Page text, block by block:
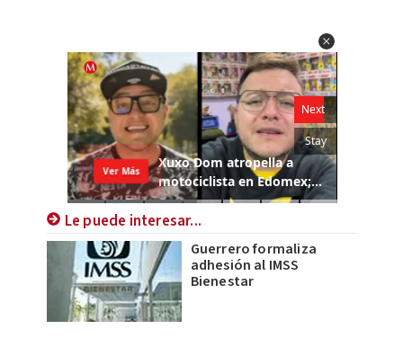
Le puede interesar...
Guerrero formaliza
adhesión al IMSS
Bienestar